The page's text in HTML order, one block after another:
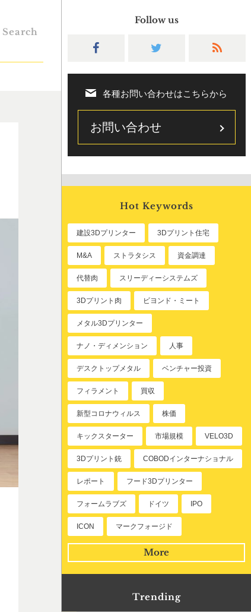
Search
Follow us
各種お問い合わせはこちらから
お問い合わせ
Hot Keywords
建設3Dプリンター 3Dプリント住宅
M&A ストラタシス 資金調達
代替肉 スリーディーシステムズ
3Dプリント肉 ビヨンド・ミート
メタル3Dプリンター
ナノ・ディメンション 人事
デスクトップメタル ベンチャー投資
フィラメント 買収
新型コロナウィルス 株価
キックスターター 市場規模 VELO3D
3Dプリント銃 COBODインターナショナル
レポート フード3Dプリンター
フォームラブズ ドイツ IPO
ICON マークフォージド
More
Trending